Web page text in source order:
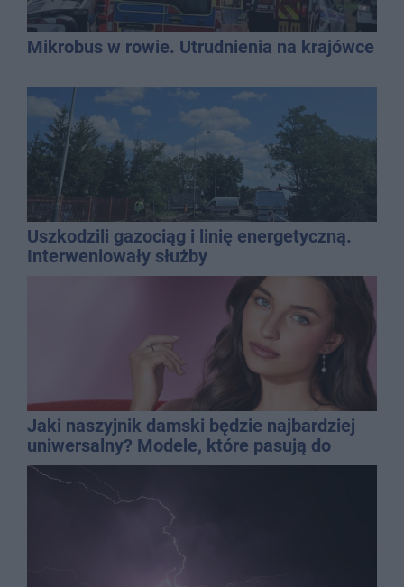
Mikrobus w rowie. Utrudnienia na krajówce
Uszkodzili gazociąg i linię energetyczną.
Interweniowały służby
Jaki naszyjnik damski będzie najbardziej
uniwersalny? Modele, które pasują do
wielu stylizacji